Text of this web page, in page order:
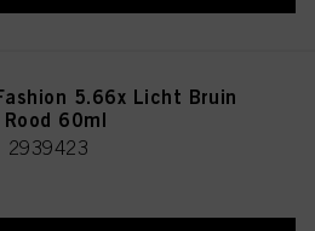
5.66x Licht Bruin
60ml
2939423